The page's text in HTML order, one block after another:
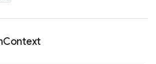
Context